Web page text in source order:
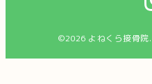
©2026 よねくら接骨院